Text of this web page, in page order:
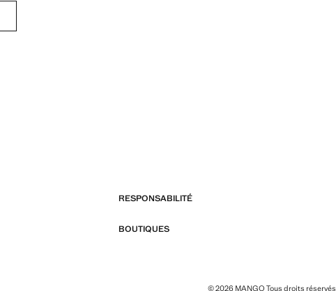
RESPONSABILITÉ
BOUTIQUES
© 2026 MANGO Tous droits réservés